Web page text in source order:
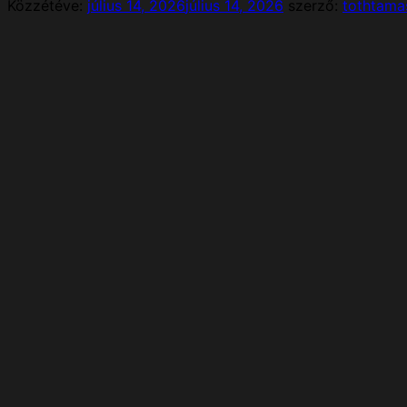
Közzétéve: július 14, 2026július 14, 2026 szerző: